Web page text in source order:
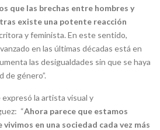
que las brechas entre hombres y
existe una potente reacción
y feminista. En este sentido,
en las últimas décadas está en
las desigualdades sin que se haya
de género”.
la artista visual y
“Ahora parece que estamos
en una sociedad cada vez más